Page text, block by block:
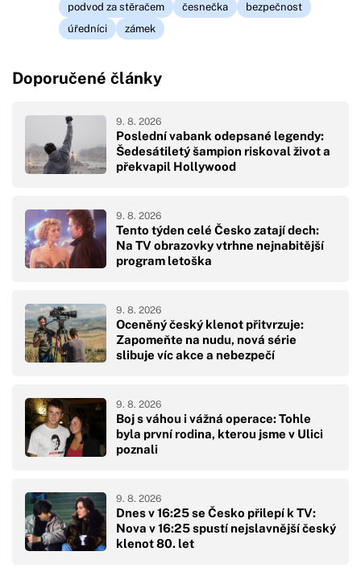
podvod za stěračem
česnečka
bezpečnost
úředníci
zámek
Doporučené články
Poslední vabank odepsané legendy:
Šedesátiletý šampion riskoval život a
překvapil Hollywood
9. 8. 2026
Tento týden celé Česko zatají dech:
Na TV obrazovky vtrhne nejnabitější
program letoška
9. 8. 2026
Oceněný český klenot přitvrzuje:
Zapomeňte na nudu, nová série
slibuje víc akce a nebezpečí
9. 8. 2026
Boj s váhou i vážná operace: Tohle
byla první rodina, kterou jsme v Ulici
poznali
9. 8. 2026
Dnes v 16:25 se Česko přilepí k TV:
Nova v 16:25 spustí nejslavnější český
klenot 80. let
9. 8. 2026